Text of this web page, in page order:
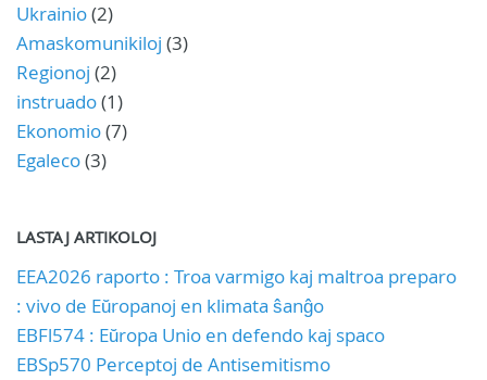
Ukrainio(2)
Amaskomunikiloj (3)
Regionoj (2)
instruado(1)
Ekonomio(7)
Egaleco(3)
LASTAJ ARTIKOLOJ
EEA2026 raporto : Troa varmigo kaj maltroa preparo
: vivo de Eŭropanoj en klimata ŝanĝo
EBFl574 : Eŭropa Unio en defendo kaj spaco
EBSp570 Perceptoj de Antisemitismo